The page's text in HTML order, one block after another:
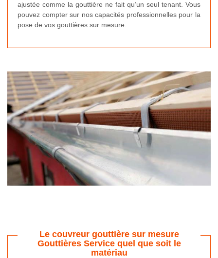
ajustée comme la gouttière ne fait qu’un seul tenant. Vous
pouvez compter sur nos capacités professionnelles pour la
pose de vos gouttières sur mesure.
Le couvreur gouttière sur mesure
Gouttières Service quel que soit le
matériau